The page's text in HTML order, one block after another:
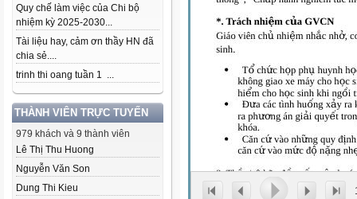
Quy chế làm việc của Chi bộ
nhiệm kỳ 2025-2030...
Tài liệu hay, cảm ơn thầy HN đã
chia sẻ....
trinh thi oang tuần 1 ...
THÀNH VIÊN TRỰC TUYẾN
979 khách và 9 thành viên
Lê Thị Thu Huong
Nguyễn Văn Son
Dung Thi Kieu